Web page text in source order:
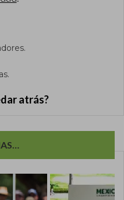
atrás?